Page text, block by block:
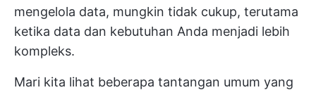
mengelola data, mungkin tidak cukup, terutama
ketika data dan kebutuhan Anda menjadi lebih
kompleks.
Mari kita lihat beberapa tantangan umum yang